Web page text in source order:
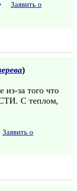
Заявить о
)
из-за того что
С теплом,
Заявить о